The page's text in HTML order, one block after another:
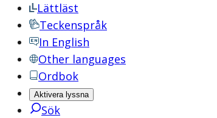
Lättläst
Teckenspråk
In English
Other languages
Ordbok
Aktivera lyssna
Sök